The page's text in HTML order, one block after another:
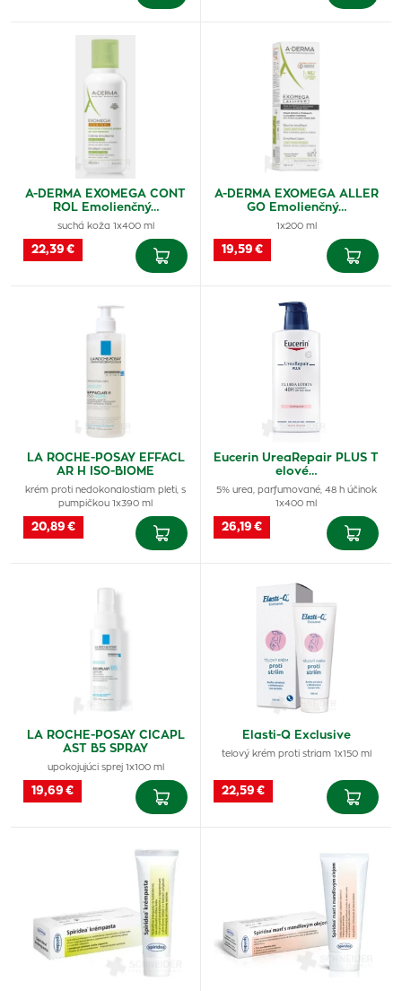
A-DERMA EXOMEGA CONT
ROL Emolienčný…
suchá koža 1x400 ml
22,39 €
A-DERMA EXOMEGA ALLER
GO Emolienčný…
1x200 ml
19,59 €
LA ROCHE-POSAY EFFACL
AR H ISO-BIOME
krém proti nedokonalostiam pleti, s
pumpičkou 1x390 ml
20,89 €
Eucerin UreaRepair PLUS T
elové…
5% urea, parfumované, 48 h účinok
1x400 ml
26,19 €
LA ROCHE-POSAY CICAPL
AST B5 SPRAY
upokojujúci sprej 1x100 ml
19,69 €
Elasti-Q Exclusive
telový krém proti striam 1x150 ml
22,59 €